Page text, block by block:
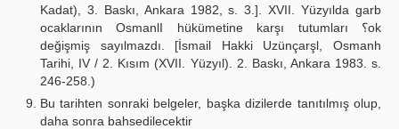
Kadat), 3. Baskı, Ankara 1982, s. 3.]. XVII. Yüzyılda garb
ocaklarının OsmanlI hükümetine karşı tutumları ؟ok
değişmiş sayılmazdı. [İsmail Hakki Uzünçarşl, Osmanh
Tarihi, IV / 2. Kısım (XVII. Yüzyıl). 2. Baskı, Ankara 1983. s.
246-258.)
Bu tarihten sonraki belgeler, başka dizilerde tanıtılmış olup,
daha sonra bahsedilecektir